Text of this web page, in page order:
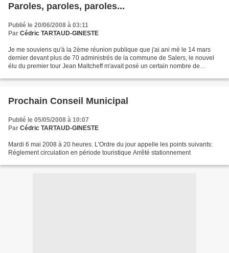
Paroles, paroles, paroles...
Publié le 20/06/2008 à 03:11
Par Cédric TARTAUD-GINESTE
Je me souviens qu'à la 2ème réunion publique que j'ai ani mé le 14 mars
dernier devant plus de 70 administrés de la commune de Salers, le nouvel
élu du premier tour Jean Maltcheff m'avait posé un certain nombre de
Prochain Conseil Municipal
Publié le 05/05/2008 à 10:07
Par Cédric TARTAUD-GINESTE
Mardi 6 mai 2008 à 20 heures. L'Ordre du jour appelle les points suivants:
Réglement circulation en période touristique Arrêté stationnement